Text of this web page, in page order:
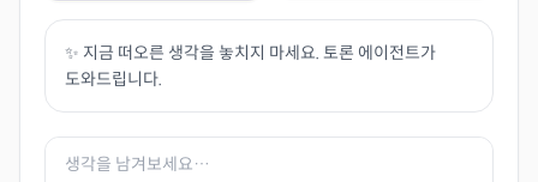
✨ 지금 떠오른 생각을 놓치지 마세요. 토론 에이전트가
도와드립니다.